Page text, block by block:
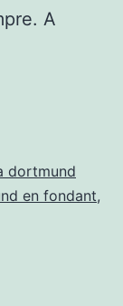
A
dortmund
en fondant,